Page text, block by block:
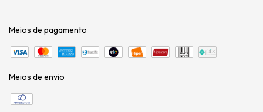
Meios de pagamento
Meios de envio